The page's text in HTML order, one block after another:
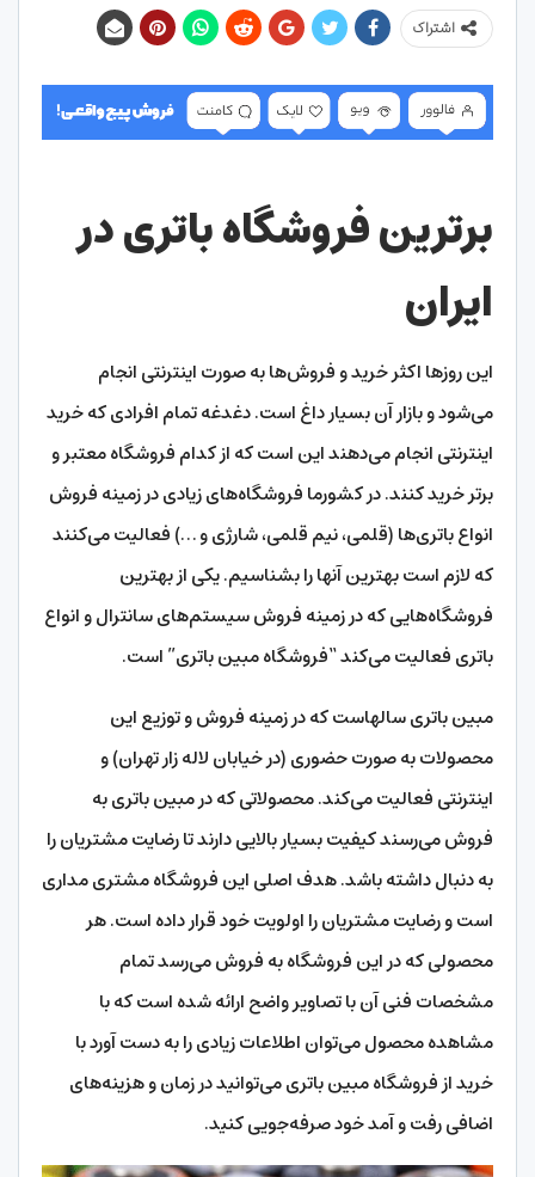
اشتراک
برترین فروشگاه باتری در
ایران
این روزها اکثر خرید و فروش‌‎ها به صورت اینترنتی انجام
می‎‌شود و بازار آن بسیار داغ است. دغدغه تمام افرادی که خرید
اینترنتی انجام می‌دهند این است که از کدام فروشگاه معتبر و
برتر خرید کنند. در کشورما فروشگاه‌های زیادی در زمینه فروش
انواع باتری‌ها (قلمی، نیم قلمی، شارژی و …) فعالیت می‌کنند
که لازم است بهترین آن‎ها را بشناسیم. یکی از بهترین
فروشگاه‌هایی که در زمینه فروش سیستم‌‎های سانترال و انواع
باتری فعالیت می‌کند “فروشگاه مبین باتری” است.
مبین باتری سال‎هاست که در زمینه فروش و توزیع این
محصولات به صورت حضوری (در خیابان لاله زار تهران) و
اینترنتی فعالیت می‌کند. محصولاتی که در مبین باتری به
فروش می‌رسند کیفیت بسیار بالایی دارند تا رضایت مشتریان را
به دنبال داشته باشد. هدف اصلی این فروشگاه مشتری مداری
است و رضایت مشتریان را اولویت خود قرار داده است. هر
محصولی که در این فروشگاه به فروش می‌رسد تمام
مشخصات فنی آن با تصاویر واضح ارائه شده است که با
مشاهده محصول می‌توان اطلاعات زیادی را به دست آورد با
خرید از فروشگاه مبین باتری می‌توانید در زمان و هزینه‌های
اضافی رفت و آمد خود صرفه‌‎جویی کنید.